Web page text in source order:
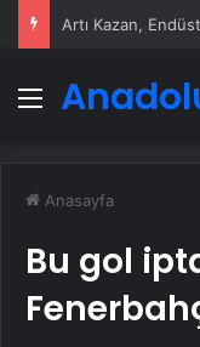
Menü
Anasayfa
Bu gol